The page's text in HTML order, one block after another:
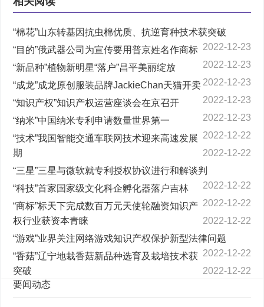
“棉花”山东转基因抗虫棉优质、抗逆育种技术获突破
2022-12-23
“目的”俄武器公司为宣传要用普京姓名作商标
2022-12-23
“新品种”植物新明星“落户”昌平美丽绽放
2022-12-23
“成龙”成龙原创服装品牌JackieChan天猫开卖
2022-12-23
“知识产权”知识产权运营座谈会在京召开
2022-12-23
“纳米”中国纳米专利申请数量世界第一
2022-12-22
“技术”我国智能交通车联网技术迎来高速发展
期
2022-12-22
“三星”三星与微软就专利授权协议进行和解谈判
2022-12-22
“科技”首家国家级文化科企孵化器落户吉林
2022-12-22
“商标”标天下完成数百万元天使轮融资知识产
权行业获资本青睐
2022-12-22
“游戏”业界关注网络游戏知识产权保护新型法律问题
2022-12-22
“香菇”辽宁地栽香菇新品种选育及栽培技术获
突破
2022-12-22
要闻动态